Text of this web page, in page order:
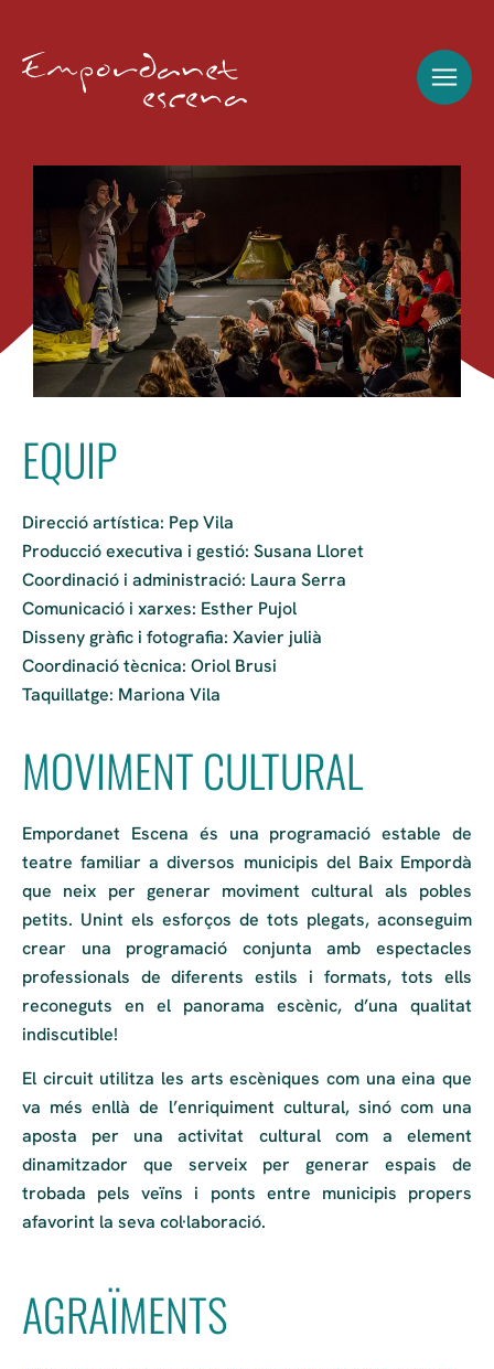
EQUIP
Direcció artística: Pep Vila
Producció executiva i gestió: Susana Lloret
Coordinació i administració: Laura Serra
Comunicació i xarxes: Esther Pujol
Disseny gràfic i fotografia: Xavier julià
Coordinació tècnica: Oriol Brusi
Taquillatge: Mariona Vila
MOVIMENT CULTURAL
Empordanet Escena és una programació estable de
teatre familiar a diversos municipis del Baix Empordà
que neix per generar moviment cultural als pobles
petits. Unint els esforços de tots plegats, aconseguim
crear una programació conjunta amb espectacles
professionals de diferents estils i formats, tots ells
reconeguts en el panorama escènic, d’una qualitat
indiscutible!
El circuit utilitza les arts escèniques com una eina que
va més enllà de l’enriquiment cultural, sinó com una
aposta per una activitat cultural com a element
dinamitzador que serveix per generar espais de
trobada pels veïns i ponts entre municipis propers
afavorint la seva col·laboració.
AGRAÏMENTS